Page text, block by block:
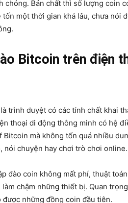
chóng. Bản chất thì số lượng coin
một thời gian khá lâu, chưa nói
Bitcoin trên điện
trình duyệt có các tính chất khai
thoại di động thông minh có hệ
mà không tốn quá nhiều
nói chuyện hay chơi trò chơi online.
đào coin không mất phí, thuật
chậm những thiết bị. Quan
những đồng coin đầu tiên.